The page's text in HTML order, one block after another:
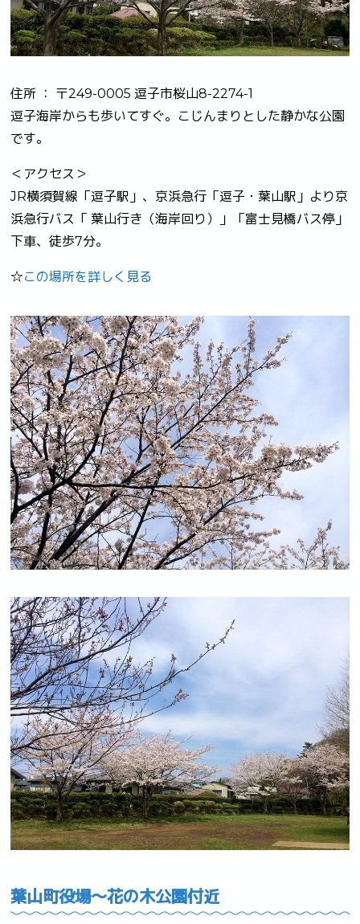
住所 ： 〒249-0005 逗子市桜山8-2274-1
逗子海岸からも歩いてすぐ。こじんまりとした静かな公園
です。
＜アクセス＞
JR横須賀線「逗子駅」、京浜急行「逗子・葉山駅」より京
浜急行バス「 葉山行き（海岸回り）」「富士見橋バス停」
下車、徒歩7分。
☆この場所を詳しく見る
葉山町役場～花の木公園付近